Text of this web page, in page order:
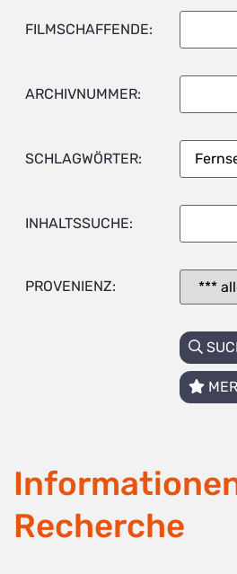
FILMSCHAFFENDE:
ARCHIVNUMMER:
SCHLAGWÖRTER:
INHALTSSUCHE:
PROVENIENZ:
Recherche